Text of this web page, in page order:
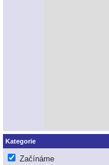
Kategorie
Začínáme